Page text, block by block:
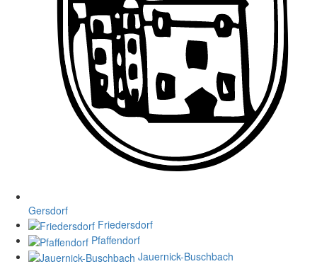
Gersdorf
Friedersdorf
Pfaffendorf
Jauernick-Buschbach